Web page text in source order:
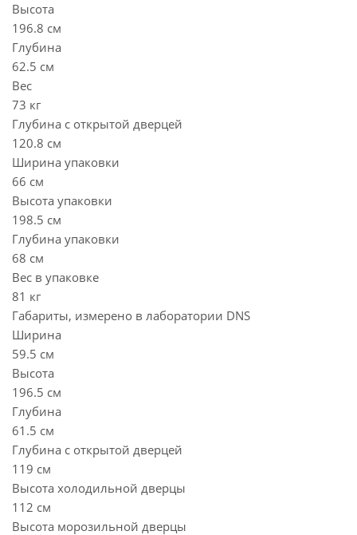
Высота
196.8 см
Глубина
62.5 см
Вес
73 кг
Глубина с открытой дверцей
120.8 см
Ширина упаковки
66 см
Высота упаковки
198.5 см
Глубина упаковки
68 см
Вес в упаковке
81 кг
Габариты, измерено в лаборатории DNS
Ширина
59.5 см
Высота
196.5 см
Глубина
61.5 см
Глубина с открытой дверцей
119 см
Высота холодильной дверцы
112 см
Высота морозильной дверцы